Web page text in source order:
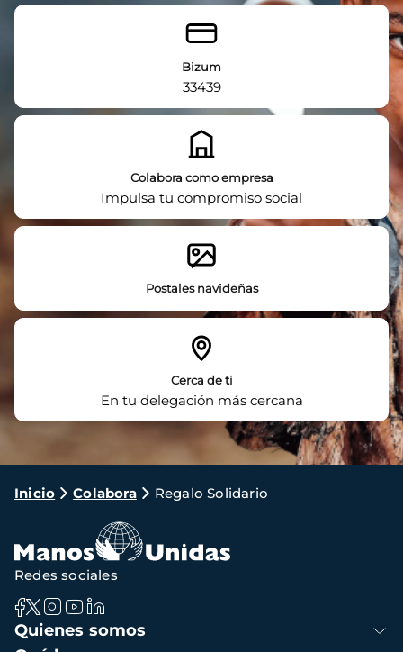
Bizum
33439
Colabora como empresa
Impulsa tu compromiso social
Postales navideñas
Cerca de ti
En tu delegación más cercana
Ruta
navegación
Inicio Colabora Regalo Solidario
Navegación
principal
Quienes somos
Redes sociales